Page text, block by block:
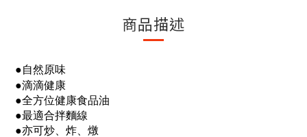
商品描述
●自然原味
●滴滴健康
●全方位健康食品油
●最適合拌麵線
●亦可炒、炸、燉